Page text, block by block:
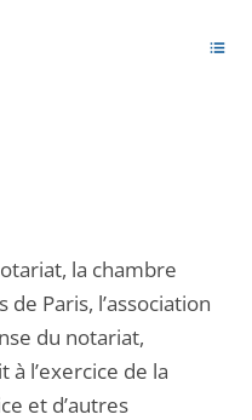
la chambre
Paris, l’association
du notariat,
à l’exercice de la
et d’autres